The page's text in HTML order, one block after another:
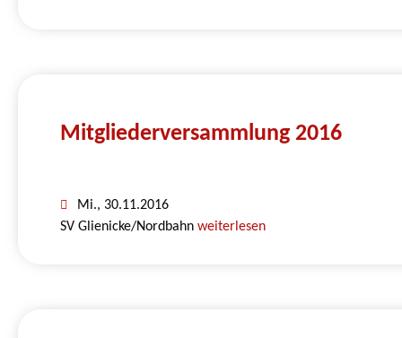
Mitgliederversammlung 2016
Mi., 30.11.2016
SV Glienicke/Nordbahnweiterlesen